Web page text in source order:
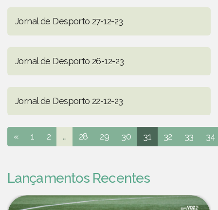
Jornal de Desporto 27-12-23
Jornal de Desporto 26-12-23
Jornal de Desporto 22-12-23
« 1 2 ... 28 29 30 31 32 33 34
Lançamentos Recentes